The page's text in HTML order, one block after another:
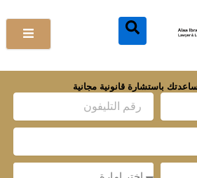
باستشارة قانونية مجانية